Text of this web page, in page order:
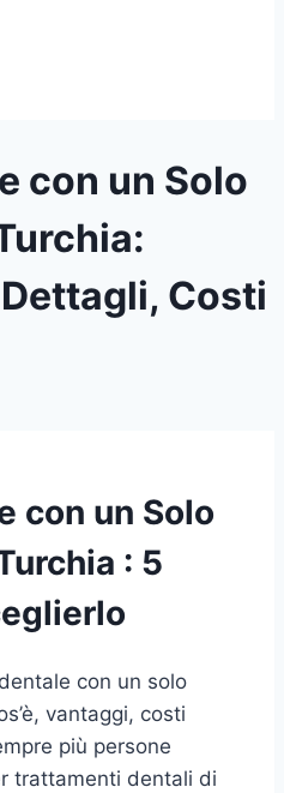
con un Solo
Costi
con un Solo
: 5
con un solo
vantaggi, costi
più persone
trattamenti dentali di